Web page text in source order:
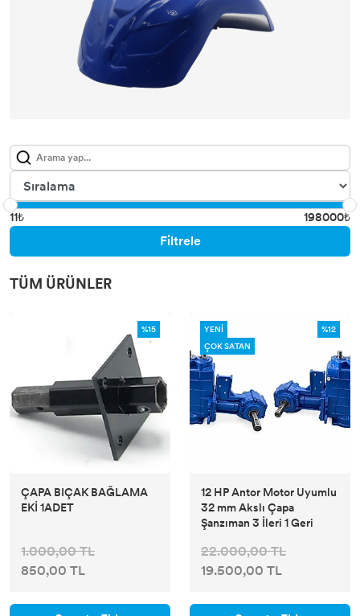
11₺ 198000₺
Filtrele
TÜM ÜRÜNLER
%15
ÇAPA BIÇAK BAĞLAMA
EKİ 1ADET
1.000,00 TL
850,00 TL
YENİ
ÇOK SATAN
%12
12 HP Antor Motor Uyumlu
32 mm Akslı Çapa
Şanzıman 3 İleri 1 Geri
22.000,00 TL
19.500,00 TL